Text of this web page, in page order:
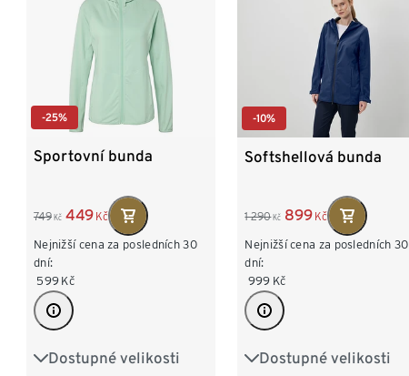
-25%
Sportovní bunda
749 Kč 449 Kč
Nejnižší cena za posledních 30
dní:
599 Kč
Dostupné velikosti
XS 32/34 S 36/38
-10%
Softshellová bunda
1 290 Kč 899 Kč
Nejnižší cena za posledních 30
dní:
999 Kč
Dostupné velikosti
36 38 40 42